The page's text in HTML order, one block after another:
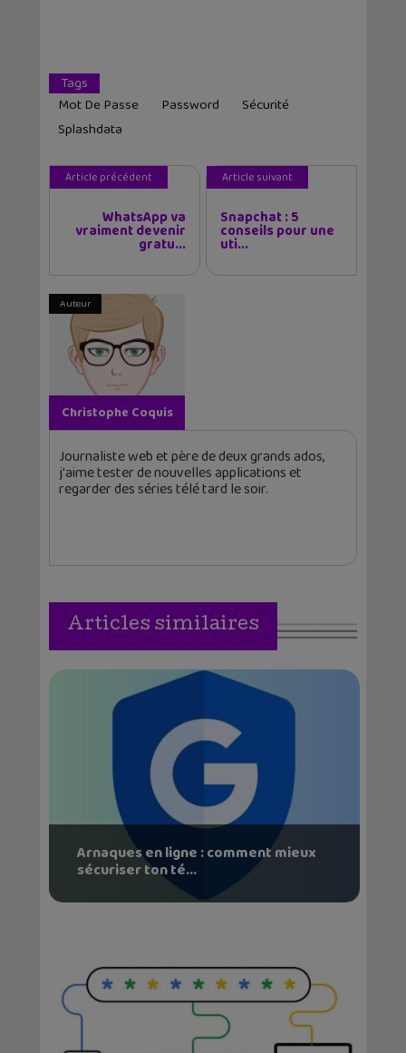
Tags
Mot De Passe
Password
Sécurité
Splashdata
Article précédent
WhatsApp va
vraiment devenir
gratu...
Article suivant
Snapchat : 5
conseils pour une
uti...
Auteur
Christophe Coquis
Journaliste web et père de deux grands ados,
j'aime tester de nouvelles applications et
regarder des séries télé tard le soir.
Articles similaires
Arnaques en ligne : comment mieux
sécuriser ton té...